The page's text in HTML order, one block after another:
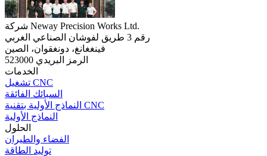
شركة Neway Precision Works Ltd.
رقم 3 طريق لفوشان الصناعي الغربي
فينغغانغ، دونغقوان، الصين
الرمز البريدي 523000
الخدمات
تشغيل CNC
السبائك الفائقة
النماذج الأولية بتقنية CNC
النماذج الأولية
الحلول
الفضاء والطيران
توليد الطاقة